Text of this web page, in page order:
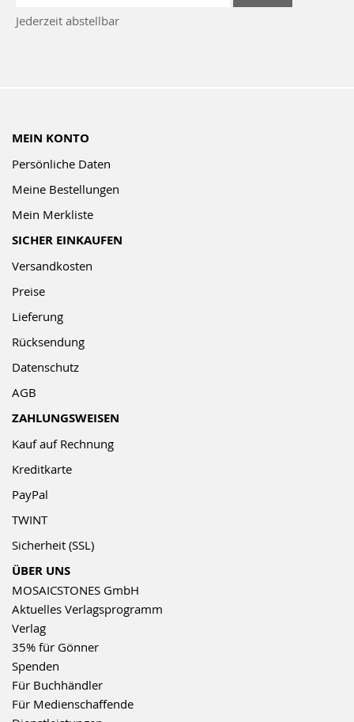
Newsletter:
Jederzeit abstellbar
MEIN KONTO
Persönliche Daten
Meine Bestellungen
Mein Merkliste
SICHER EINKAUFEN
Versandkosten
Preise
Lieferung
Rücksendung
Datenschutz
AGB
ZAHLUNGSWEISEN
Kauf auf Rechnung
Kreditkarte
PayPal
TWINT
Sicherheit (SSL)
ÜBER UNS
MOSAICSTONES GmbH
Aktuelles Verlagsprogramm
Verlag
35% für Gönner
Spenden
Für Buchhändler
Für Medienschaffende